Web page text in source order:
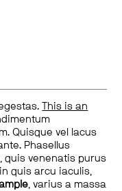
This is an
Quisque vel lacus
Phasellus
quis venenatis purus
quis arcu iaculis,
, varius a massa